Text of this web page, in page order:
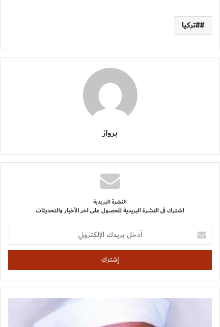
#تركيا
برواز
النشرة البريدية
اشترك فى النشرة البريدية للحصول على اخر الأخبار والتحديثات
أدخل
بريدك
الإلكتروني